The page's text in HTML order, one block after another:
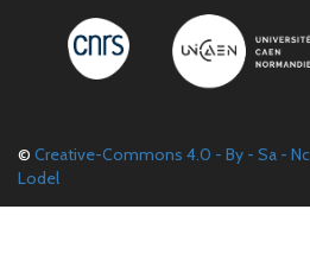
© Creative-Commons 4.0 - By - Sa - Nc
Lodel